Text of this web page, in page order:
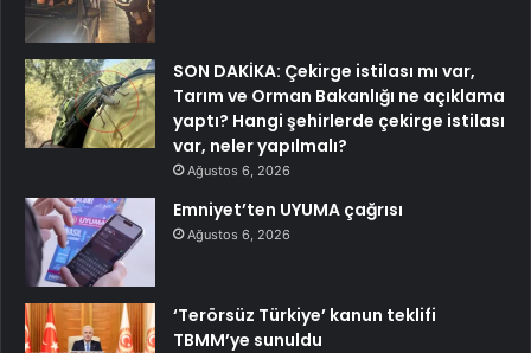
SON DAKİKA: Çekirge istilası mı var,
Tarım ve Orman Bakanlığı ne açıklama
yaptı? Hangi şehirlerde çekirge istilası
var, neler yapılmalı?
Ağustos 6, 2026
Emniyet’ten UYUMA çağrısı
Ağustos 6, 2026
‘Terörsüz Türkiye’ kanun teklifi
TBMM’ye sunuldu